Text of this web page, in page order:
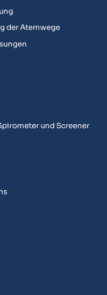
der Atemwege
und Screener